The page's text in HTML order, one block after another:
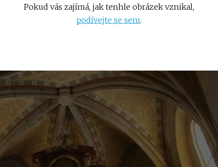
Pokud vás zajímá, jak tenhle obrázek vznikal,
podívejte se sem.